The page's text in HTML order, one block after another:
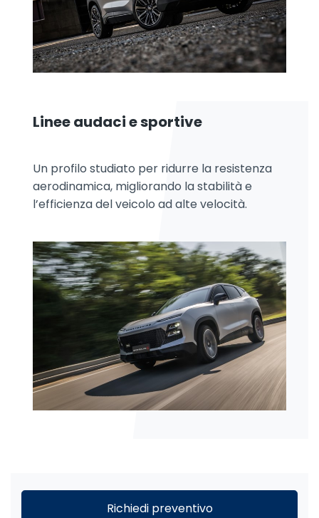
Linee audaci e sportive
Un profilo studiato per ridurre la resistenza
aerodinamica, migliorando la stabilità e
l’efficienza del veicolo ad alte velocità.
Richiedi preventivo